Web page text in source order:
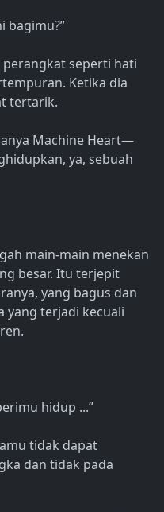
bagimu?”
seperti hati
Ketika dia
tertarik.
Machine Heart—
ya, sebuah
main-main menekan
besar. Itu terjepit
yang bagus dan
yang terjadi kecuali
hidup ...”
tidak dapat
dan tidak pada